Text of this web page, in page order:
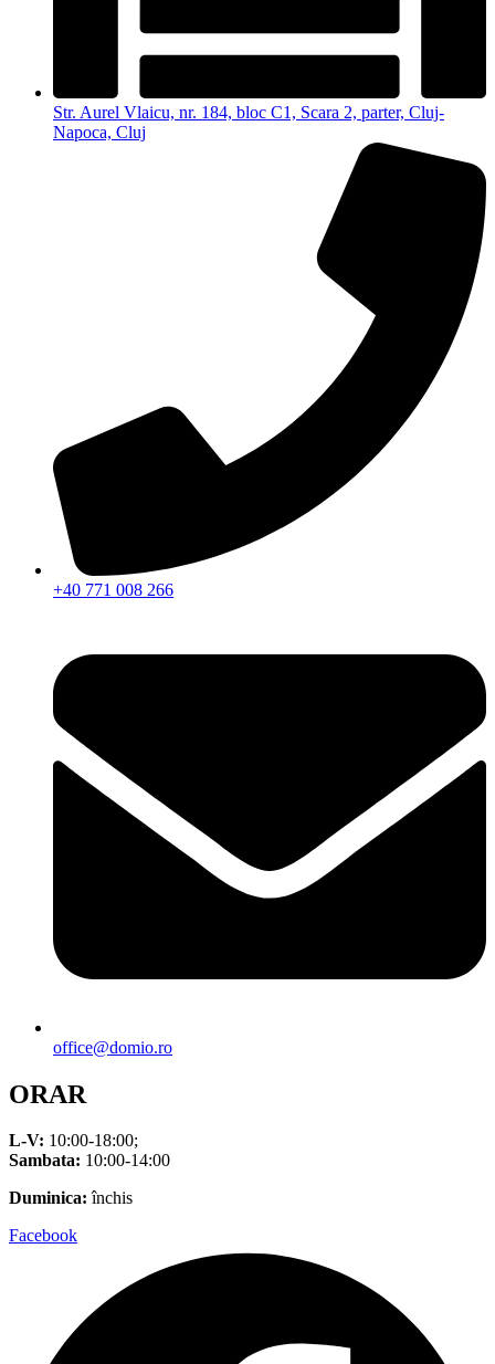
Str. Aurel Vlaicu, nr. 184, bloc C1, Scara 2, parter, Cluj-
Napoca, Cluj
+40 771 008 266
office@domio.ro
ORAR
L-V: 10:00-18:00;
Sambata: 10:00-14:00
Duminica: închis
Facebook